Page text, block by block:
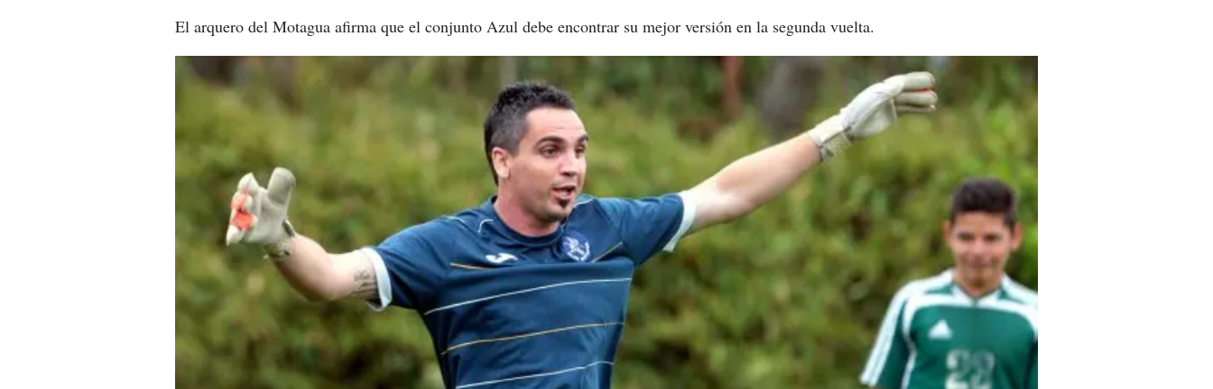
El arquero del Motagua afirma que el conjunto Azul debe encontrar su mejor versión en la segunda vuelta.